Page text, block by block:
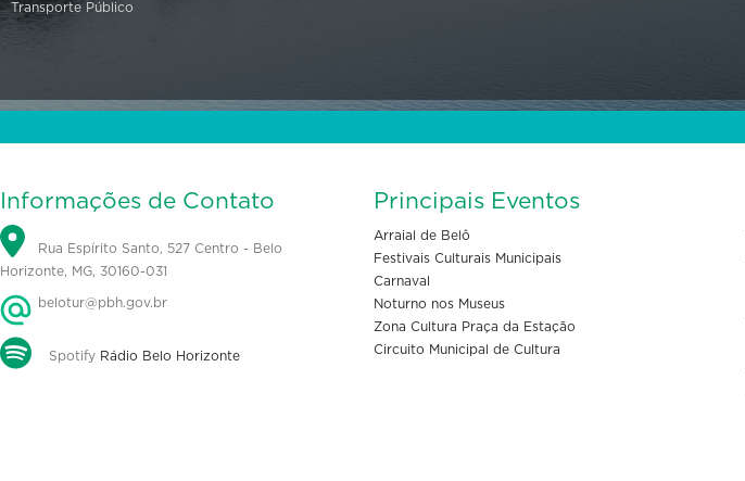
Transporte Público
Informações de Contato
Rua Espírito Santo, 527 Centro - Belo
Horizonte, MG, 30160-031
belotur@pbh.gov.br
Spotify Rádio Belo Horizonte
Principais Eventos
Arraial de Belô
Festivais Culturais Municipais
Carnaval
Noturno nos Museus
Zona Cultura Praça da Estação
Circuito Municipal de Cultura